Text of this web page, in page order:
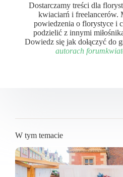
Dostarczamy treści dla
kwiaciarń i freelancerów.
powiedzenia o florystyce i
podzielić z innymi
Dowiedz się jak dołączyć do
autorach
W tym temacie